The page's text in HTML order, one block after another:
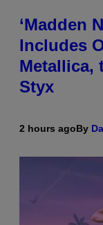
‘Madden
Includes
Metallica,
Styx
2 hours agoBy